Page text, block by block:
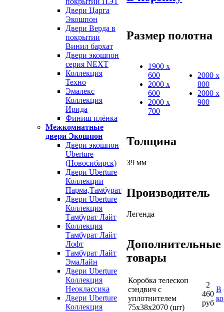
Двери Царга
Экошпон
Двери Верда в
покрытии
Винил бархат
Двери экошпон
серия NEXT
Коллекция
Техно
Эмалекс
Коллекция
Ирида
Финиш плёнка
Межкомнатные
двери Экошпон
Двери экошпон
Uberture
(Новосибирск)
Двери Uberture
Коллекции
Парма,Тамбурат
Двери Uberture
Коллекция
Тамбурат Лайт
Коллекция
Тамбурат Лайт
Лофт
Тамбурат Лайт
ЭмаЛайн
Двери Uberture
Коллекция
Неоклассика
Двери Uberture
Коллекция
Размер полотна
1900 х
600
2000 х
600
2000 х
700
2000 х
800
2000 х
900
Толщина
39 мм
Производитель
Легенда
Дополнительные
товары
Коробка телескоп
сэндвич с
уплотнителем
75х38х2070 (шт)
2
460
руб
В